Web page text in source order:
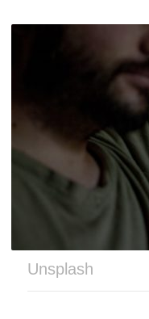
Unsplash